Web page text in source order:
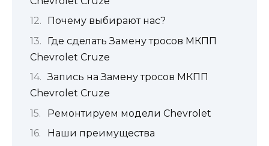
Почему выбирают нас?
Где сделать Замену тросов МКПП
Chevrolet Cruze
Запись на Замену тросов МКПП
Chevrolet Cruze
Ремонтируем модели Chevrolet
Наши преимущества